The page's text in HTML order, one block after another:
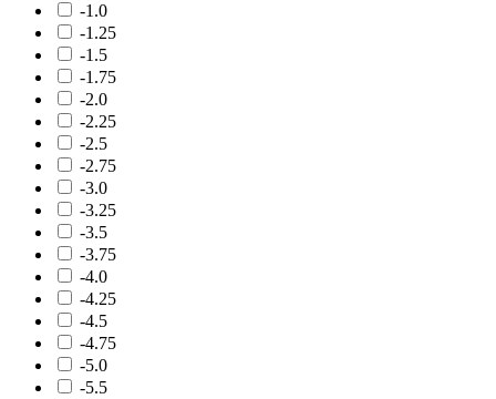
-1.0
-1.25
-1.5
-1.75
-2.0
-2.25
-2.5
-2.75
-3.0
-3.25
-3.5
-3.75
-4.0
-4.25
-4.5
-4.75
-5.0
-5.5